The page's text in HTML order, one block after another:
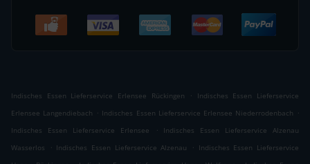
Indisches Essen Lieferservice Erlensee Rückingen .
Indisches Essen Lieferservice
Erlensee Langendiebach . Indisches Essen Lieferservice Erlensee Niederrodenbach .
Indisches Essen Lieferservice Erlensee
.
Indisches Essen Lieferservice Alzenau
Wasserlos
. Indisches Essen Lieferservice Alzenau . Indisches Essen Lieferservice